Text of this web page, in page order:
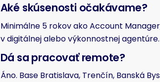
Aké skúsenosti očakávame?
Minimálne 5 rokov ako Account
v digitálnej alebo výkonnostnej agentúre.
Dá sa pracovať remote?
Áno. Base Bratislava, Trenčín, Banská